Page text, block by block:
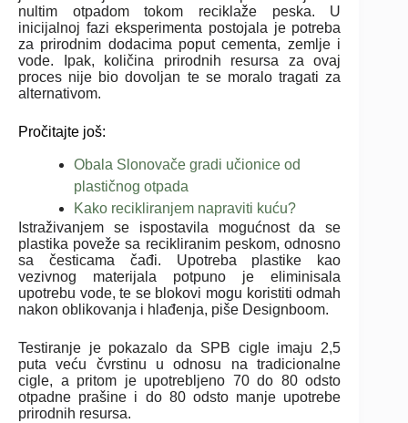
nultim otpadom tokom reciklaže peska. U
inicijalnoj fazi eksperimenta postojala je potreba
za prirodnim dodacima poput cementa, zemlje i
vode. Ipak, količina prirodnih resursa za ovaj
proces nije bio dovoljan te se moralo tragati za
alternativom.
Pročitajte još:
Obala Slonovače gradi učionice od
plastičnog otpada
Kako recikliranjem napraviti kuću?
Istraživanjem se ispostavila mogućnost da se
plastika poveže sa recikliranim peskom, odnosno
sa česticama čađi. Upotreba plastike kao
vezivnog materijala potpuno je eliminisala
upotrebu vode, te se blokovi mogu koristiti odmah
nakon oblikovanja i hlađenja, piše Designboom.
Testiranje je pokazalo da SPB cigle imaju 2,5
puta veću čvrstinu u odnosu na tradicionalne
cigle, a pritom je upotrebljeno 70 do 80 odsto
otpadne prašine i do 80 odsto manje upotrebe
prirodnih resursa.